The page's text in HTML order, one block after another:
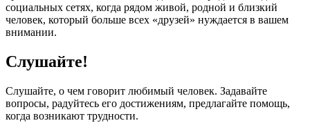
социальных сетях, когда рядом живой, родной и близкий
человек, который больше всех «друзей» нуждается в вашем
внимании.
Слушайте!
Слушайте, о чем говорит любимый человек. Задавайте
вопросы, радуйтесь его достижениям, предлагайте помощь,
когда возникают трудности.